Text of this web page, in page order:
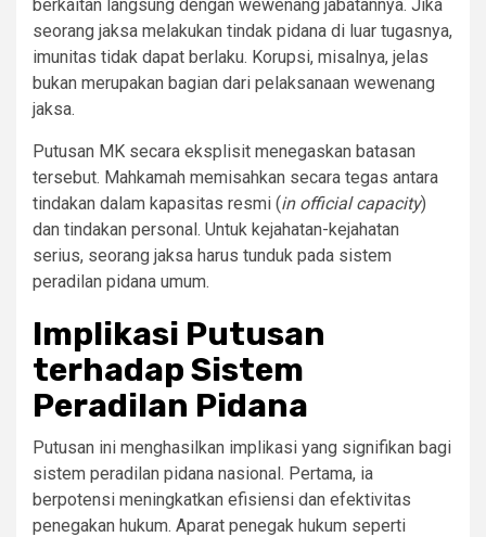
berkaitan langsung dengan wewenang jabatannya. Jika
seorang jaksa melakukan tindak pidana di luar tugasnya,
imunitas tidak dapat berlaku. Korupsi, misalnya, jelas
bukan merupakan bagian dari pelaksanaan wewenang
jaksa.
Putusan MK secara eksplisit menegaskan batasan
tersebut. Mahkamah memisahkan secara tegas antara
tindakan dalam kapasitas resmi (in official capacity)
dan tindakan personal. Untuk kejahatan-kejahatan
serius, seorang jaksa harus tunduk pada sistem
peradilan pidana umum.
Implikasi Putusan
terhadap Sistem
Peradilan Pidana
Putusan ini menghasilkan implikasi yang signifikan bagi
sistem peradilan pidana nasional. Pertama, ia
berpotensi meningkatkan efisiensi dan efektivitas
penegakan hukum. Aparat penegak hukum seperti